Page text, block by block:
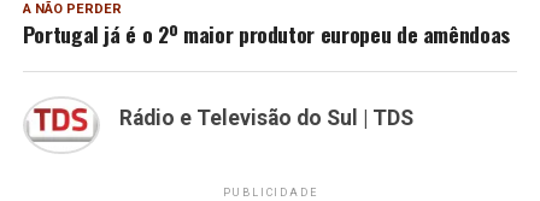
A NÃO PERDER
Portugal já é o 2º maior produtor europeu de amêndoas
Rádio e Televisão do Sul | TDS
PUBLICIDADE